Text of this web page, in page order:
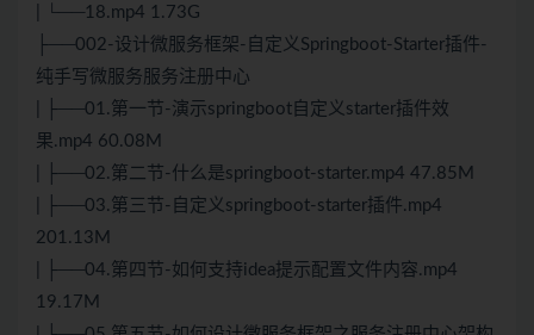
| └──18.mp4 1.73G
├──002-设计微服务框架-自定义Springboot-Starter插件-
纯手写微服务服务注册中心
| ├──01.第一节-演示springboot自定义starter插件效
果.mp4 60.08M
| ├──02.第二节-什么是springboot-starter.mp4 47.85M
| ├──03.第三节-自定义springboot-starter插件.mp4
201.13M
| ├──04.第四节-如何支持idea提示配置文件内容.mp4
19.17M